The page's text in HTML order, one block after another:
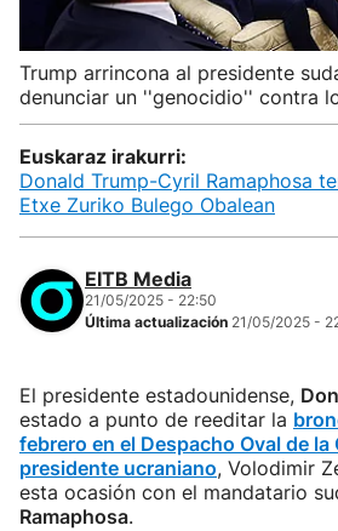
Trump arrincona al presidente
denunciar un ''genocidio'' contra
Euskaraz irakurri:
Donald Trump-Cyril Ramaphosa
Etxe Zuriko Bulego Obalean
EITB Media
21/05/2025 - 22:50
Última actualización 21/05/2025 -
El presidente estadounidense,
estado a punto de reeditar la
febrero en el Despacho Oval de la
presidente ucraniano, Volodimir
esta ocasión con el mandatario
Ramaphosa.